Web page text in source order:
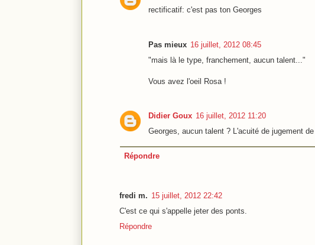
rectificatif: c'est pas ton Georges
Pas mieux 16 juillet, 2012 08:45
"mais là le type, franchement, aucun talent..."
Vous avez l'oeil Rosa !
Didier Goux 16 juillet, 2012 11:20
Georges, aucun talent ? L'acuité de jugement
Répondre
fredi m. 15 juillet, 2012 22:42
C'est ce qui s'appelle jeter des ponts.
Répondre